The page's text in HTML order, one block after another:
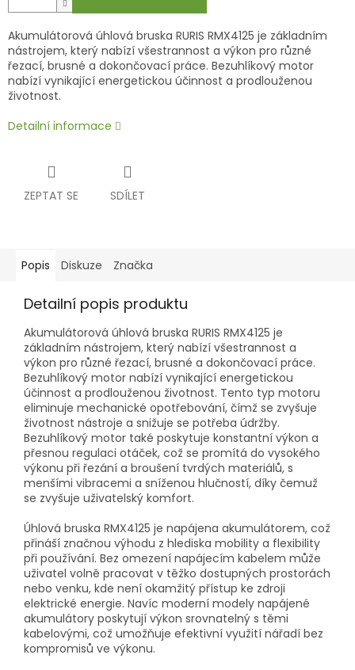
Akumulátorová úhlová bruska RURIS RMX4125 je základním
nástrojem, který nabízí všestrannost a výkon pro různé
řezací, brusné a dokončovací práce. Bezuhlíkový motor
nabízí vynikající energetickou účinnost a prodlouženou
životnost.
Detailní informace
ZEPTAT SE SDÍLET
Popis Diskuze Značka
Detailní popis produktu
Akumulátorová úhlová bruska RURIS RMX4125 je
základním nástrojem, který nabízí všestrannost a
výkon pro různé řezací, brusné a dokončovací práce.
Bezuhlíkový motor nabízí vynikající energetickou
účinnost a prodlouženou životnost. Tento typ motoru
eliminuje mechanické opotřebování, čímž se zvyšuje
životnost nástroje a snižuje se potřeba údržby.
Bezuhlíkový motor také poskytuje konstantní výkon a
přesnou regulaci otáček, což se promítá do vysokého
výkonu při řezání a broušení tvrdých materiálů, s
menšími vibracemi a sníženou hlučností, díky čemuž
se zvyšuje uživatelský komfort.
Úhlová bruska RMX4125 je napájena akumulátorem, což
přináší značnou výhodu z hlediska mobility a flexibility
při používání. Bez omezení napájecím kabelem může
uživatel volně pracovat v těžko dostupných prostorách
nebo venku, kde není okamžitý přístup ke zdroji
elektrické energie. Navíc moderní modely napájené
akumulátory poskytují výkon srovnatelný s těmi
kabelovými, což umožňuje efektivní využití nářadí bez
kompromisů ve výkonu.